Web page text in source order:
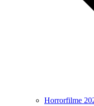
Horrorfilme